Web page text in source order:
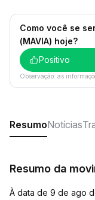
Como você se
(MAVIA) hoje?
Positivo
Observação: as
ResumoNotícias
Resumo da
À data de 9 de ago